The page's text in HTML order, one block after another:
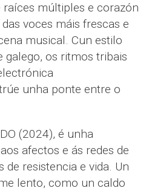
raíces múltiples e corazón
voces máis frescas e
musical. Cun estilo
os ritmos tribais
unha ponte entre o
(2024), é unha
afectos e ás redes de
de resistencia e vida. Un
lento, como un caldo